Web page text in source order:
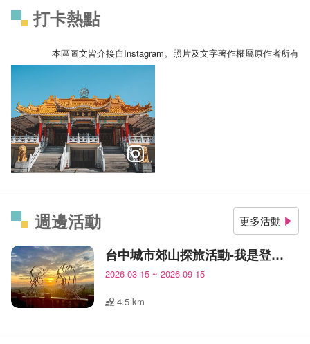
打卡熱點
本區圖文皆介接自Instagram。照片及文字著作權屬原作者所有
週邊活動 更多活動
台中城市郊山探旅活動-我是登山王
2026-03-15 ~ 2026-09-15
4.5 km